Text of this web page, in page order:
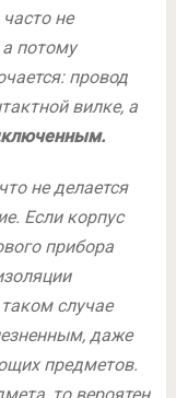
не
потому
провод
вилке, а
не делается
Если корпус
прибора
случае
даже
предметов.